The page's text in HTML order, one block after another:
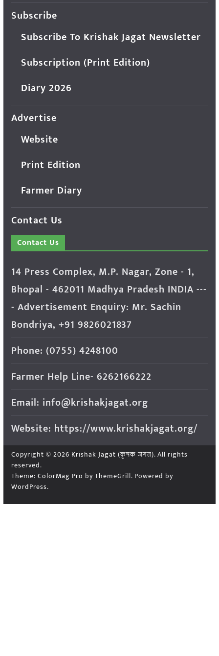
Subscribe
Subscribe To Krishak Jagat Newsletter
Subscription (Print Edition)
Diary 2026
Advertise
Website
Print Edition
Farmer Diary
Contact Us
Contact Us
14 Press Complex, M.P. Nagar, Zone - 1,
Bhopal - 462011 Madhya Pradesh INDIA ---
- Advertisement Enquiry: Mr. Sachin
Bondriya, +91 9826021837
Phone: (0755) 4248100
Farmer Help Line- 6262166222
Email: info@krishakjagat.org
Website: https://www.krishakjagat.org/
Copyright © 2026 Krishak Jagat (कृषक जगत). All rights
reserved.
Theme: ColorMag Pro by ThemeGrill. Powered by
WordPress.